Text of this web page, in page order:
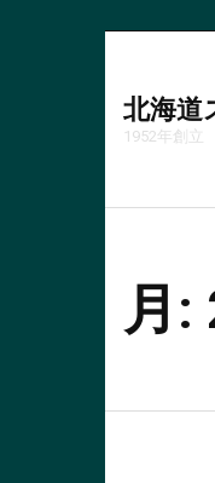
北海道
1952年創立
月: